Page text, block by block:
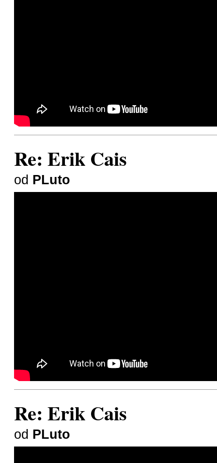
Re: Erik Cais
od PLuto
Re: Erik Cais
od PLuto